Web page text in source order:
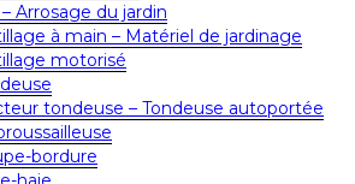
Arrosage du jardin
à main – Matériel de jardinage
motorisé
tondeuse – Tondeuse autoportée
bordure